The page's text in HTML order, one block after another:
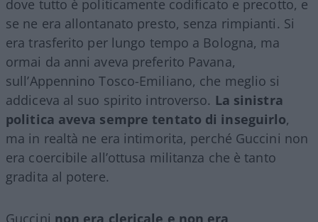
dove tutto è politicamente codificato e precotto, e
se ne era allontanato presto, senza rimpianti. Si
era trasferito per lungo tempo a Bologna, ma
ormai da anni aveva preferito Pavana,
sull’Appennino Tosco-Emiliano, che meglio si
addiceva al suo spirito introverso. La sinistra
politica aveva sempre tentato di inseguirlo,
ma in realtà ne era intimorita, perché Guccini non
era coercibile all’ottusa militanza che è tanto
gradita al potere.